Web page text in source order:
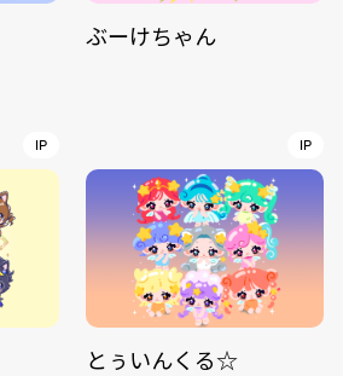
ぶーけちゃん
IP IP
とぅいんくる☆